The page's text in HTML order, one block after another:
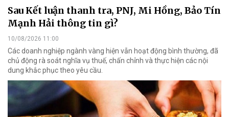
Sau Kết luận thanh tra, PNJ, Mi Hồng, Bảo Tín
Mạnh Hải thông tin gì?
10/08/2026 11:00
Các doanh nghiệp ngành vàng hiện vẫn hoạt động bình thường, đã
chủ động rà soát nghĩa vụ thuế, chấn chỉnh và thực hiện các nội
dung khắc phục theo yêu cầu.